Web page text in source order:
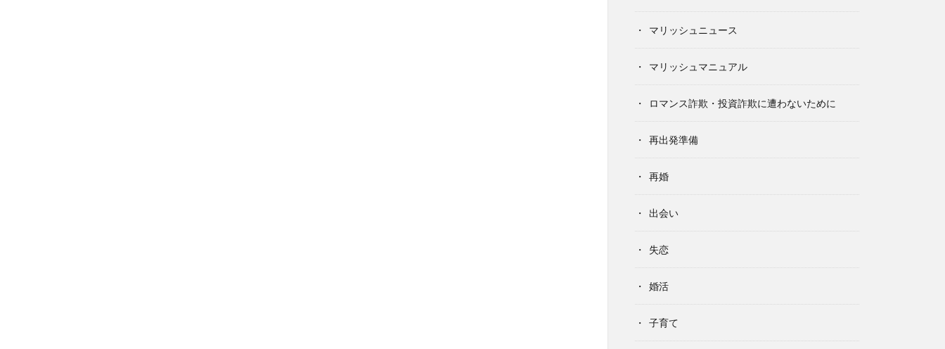
マリッシュニュース
マリッシュマニュアル
ロマンス詐欺・投資詐欺に遭わないために
再出発準備
再婚
出会い
失恋
婚活
子育て